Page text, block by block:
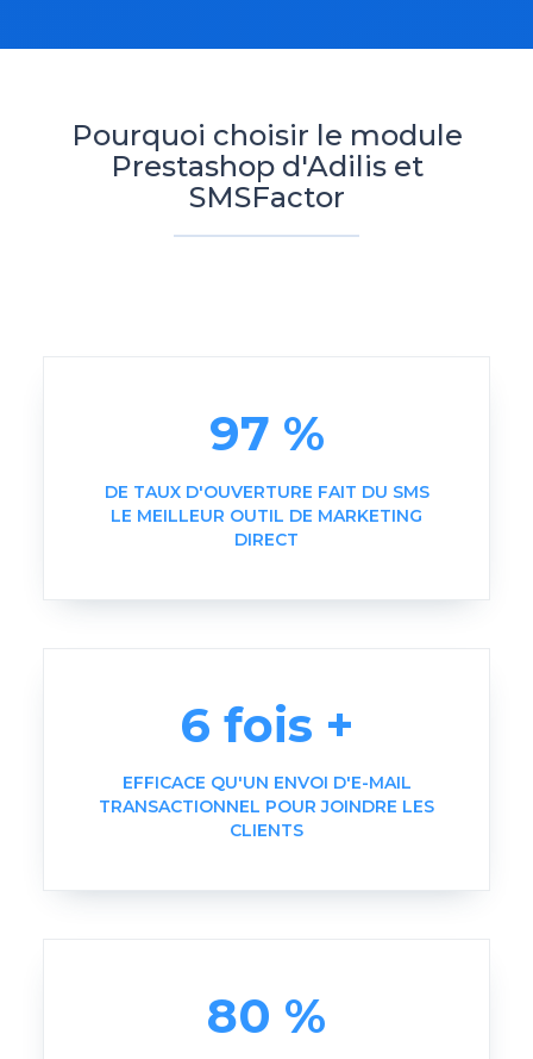
Pourquoi choisir le module
Prestashop d'Adilis et
SMSFactor
97 %
DE TAUX D'OUVERTURE FAIT DU SMS
LE MEILLEUR OUTIL DE MARKETING
DIRECT
6 fois +
EFFICACE QU'UN ENVOI D'E-MAIL
TRANSACTIONNEL POUR JOINDRE LES
CLIENTS
80 %